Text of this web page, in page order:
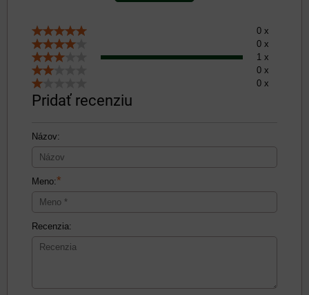
0 x
0 x
1 x
0 x
0 x
Pridať recenziu
Názov:
Meno:*
Recenzia: